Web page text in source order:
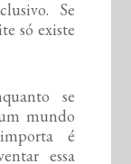
Se
só existe
se
mundo
é
essa